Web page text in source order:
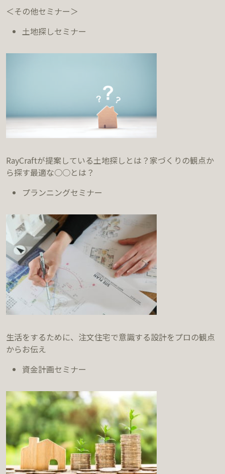
＜その他セミナー＞
土地探しセミナー
RayCraftが提案している土地探しとは？家づくりの観点か
ら探す最適な○○とは？
プランニングセミナー
生活をするために、注文住宅で意識する設計をプロの観点
からお伝え
資金計画セミナー